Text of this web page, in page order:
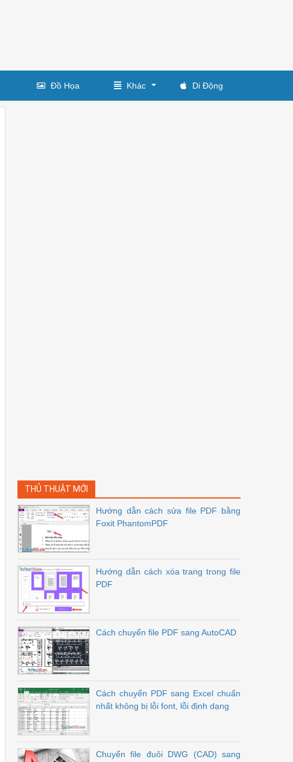
Đồ Họa Khác Di Động
THỦ THUẬT MỚI
Hướng dẫn cách sửa file PDF bằng
Foxit PhantomPDF
Hướng dẫn cách xóa trang trong file
PDF
Cách chuyển file PDF sang AutoCAD
Cách chuyển PDF sang Excel chuẩn
nhất không bị lỗi font, lỗi định dạng
Chuyển file đuôi DWG (CAD) sang